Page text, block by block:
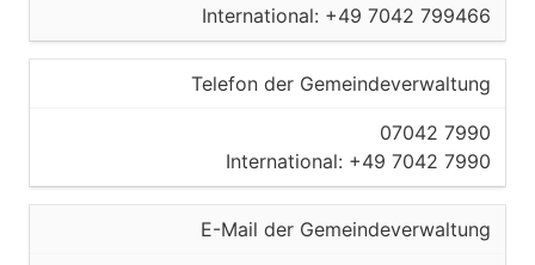
International: +49 7042 799466
Telefon der Gemeindeverwaltung
07042 7990
International: +49 7042 7990
E-Mail der Gemeindeverwaltung